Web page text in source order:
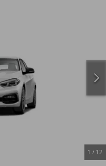
1 / 12